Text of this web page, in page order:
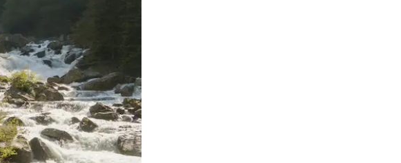
y hacia abajo, o bien tocando y deslizando la pantalla.